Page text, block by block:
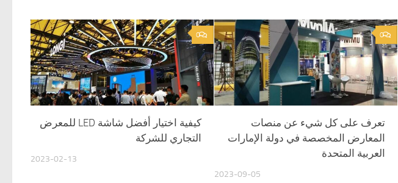
0
كيفية اختيار أفضل شاشة LED للمعرض
التجاري للشركة
2023-02-13
0
تعرف على كل شيء عن منصات
المعارض المخصصة في دولة الإمارات
العربية المتحدة
2023-09-05